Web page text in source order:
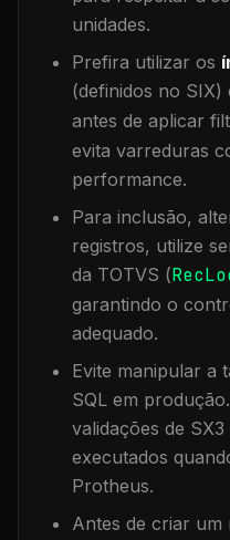
unidades.
Prefira utilizar os
(definidos no SIX)
antes de aplicar
evita varreduras
performance.
Para inclusão,
registros, utilize
da TOTVS (
garantindo o
adequado.
Evite manipular a
SQL em
validações de
executados
Protheus.
Antes de criar um